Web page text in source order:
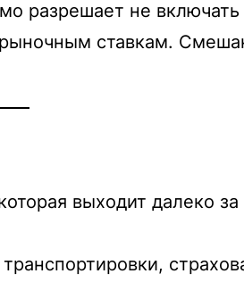
разрешает не
ставкам.
выходит далеко